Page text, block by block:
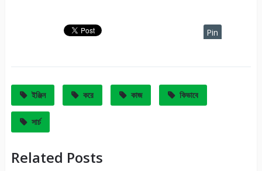
Pin
ইঞ্জিন করে কাজ কিভাবে
সার্চ
Related Posts